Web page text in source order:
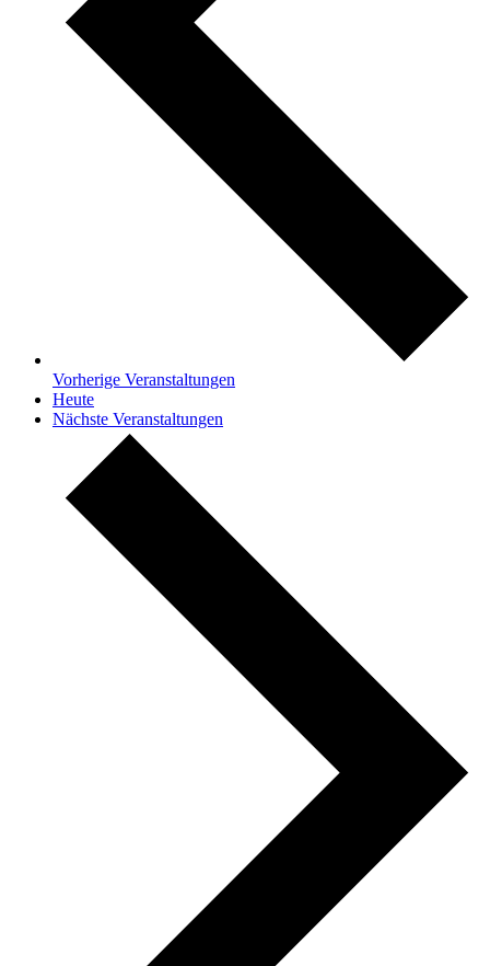
Vorherige Veranstaltungen
Heute
Nächste Veranstaltungen